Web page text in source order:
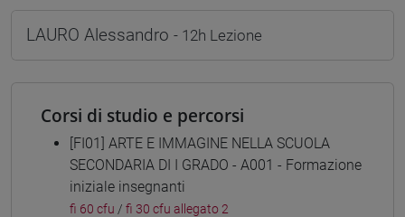
LAURO Alessandro - 12h Lezione
Corsi di studio e percorsi
[FI01] ARTE E IMMAGINE NELLA SCUOLA
SECONDARIA DI I GRADO - A001 - Formazione
iniziale insegnanti
fi 60 cfu / fi 30 cfu allegato 2